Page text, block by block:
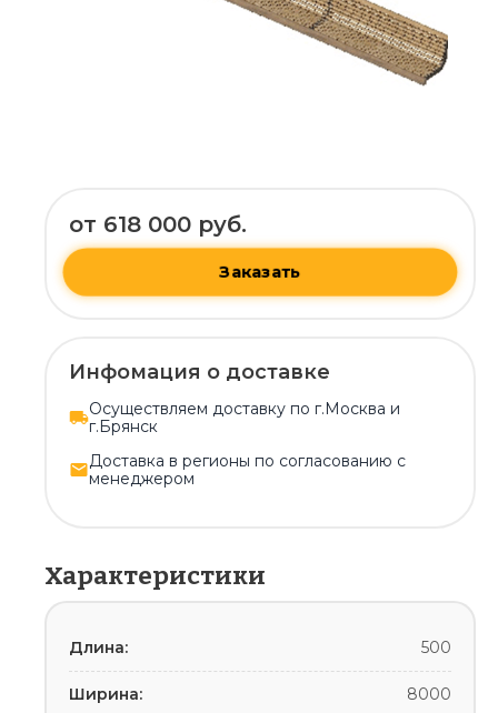
от 618 000 руб.
Заказать
Инфомация о доставке
Осуществляем доставку по г.Москва и
г.Брянск
Доставка в регионы по согласованию с
менеджером
Характеристики
Длина: 500
Ширина: 8000